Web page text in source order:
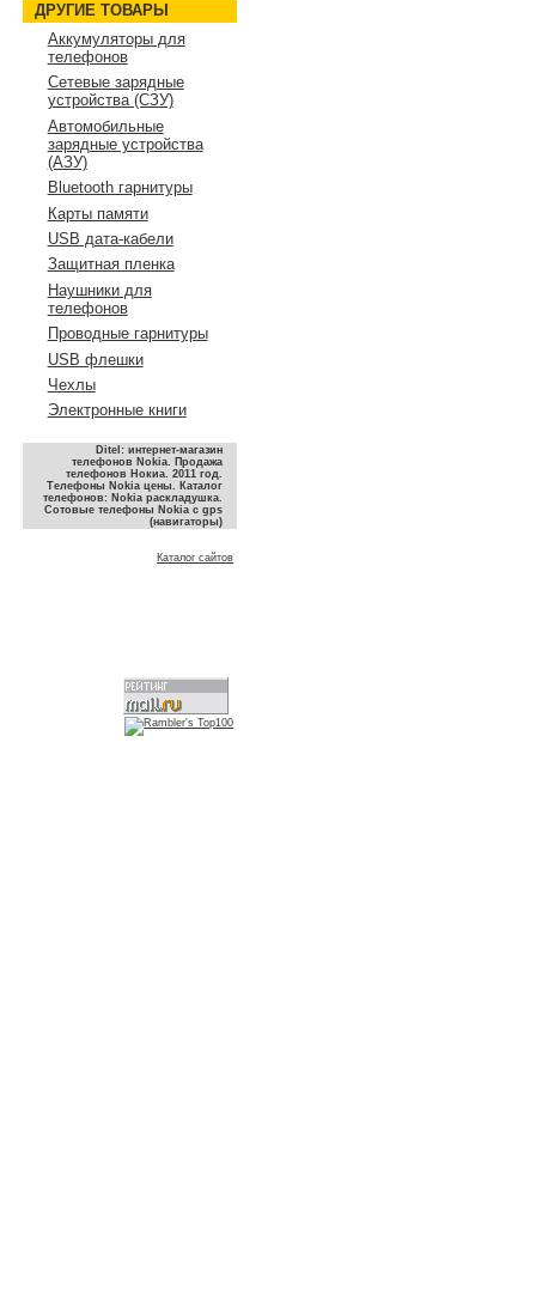
ДРУГИЕ ТОВАРЫ
Аккумуляторы для
телефонов
Сетевые зарядные
устройства (СЗУ)
Автомобильные
зарядные устройства
(АЗУ)
Bluetooth гарнитуры
Карты памяти
USB дата-кабели
Защитная пленка
Наушники для
телефонов
Проводные гарнитуры
USB флешки
Чехлы
Электронные книги
Ditel: интернет-магазин
телефонов Nokia. Продажа
телефонов Нокиа. 2011 год.
Телефоны Nokia цены. Каталог
телефонов: Nokia раскладушка.
Сотовые телефоны Nokia с gps
(навигаторы)
Каталог сайтов